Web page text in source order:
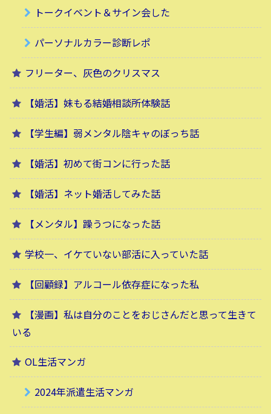
トークイベント＆サイン会した
パーソナルカラー診断レポ
フリーター、灰色のクリスマス
【婚活】妹もる結婚相談所体験話
【学生編】弱メンタル陰キャのぼっち話
【婚活】初めて街コンに行った話
【婚活】ネット婚活してみた話
【メンタル】躁うつになった話
学校一、イケていない部活に入っていた話
【回顧録】アルコール依存症になった私
【漫画】私は自分のことをおじさんだと思って生きて
いる
OL生活マンガ
2024年派遣生活マンガ